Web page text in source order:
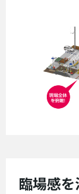
臨場感